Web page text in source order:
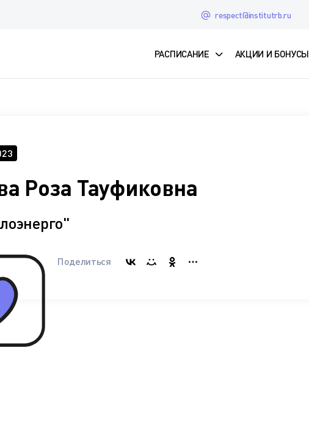
respect@institutrb.ru
РАСПИСАНИЕ АКЦИИ И БОНУСЫ
Роза Тауфиковна
Поделиться